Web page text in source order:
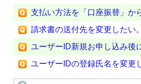
支払い方法を「口座振替」か
請求書の送付先を変更したい。
ユーザーID新規お申し込み後
ユーザーIDの登録氏名を変更